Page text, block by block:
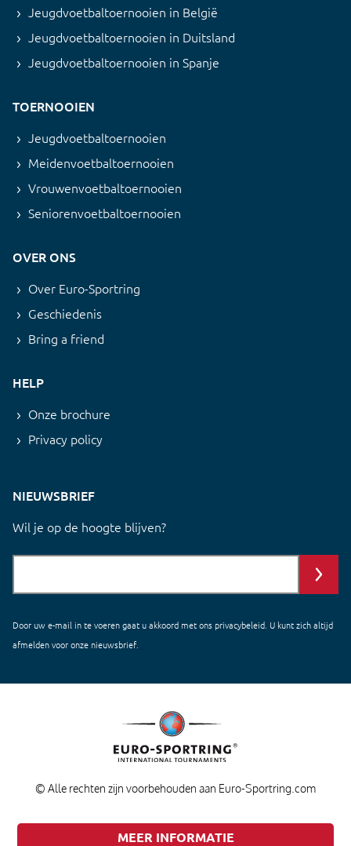
Jeugdvoetbaltoernooien in België
Jeugdvoetbaltoernooien in Duitsland
Jeugdvoetbaltoernooien in Spanje
TOERNOOIEN
Jeugdvoetbaltoernooien
Meidenvoetbaltoernooien
Vrouwenvoetbaltoernooien
Seniorenvoetbaltoernooien
OVER ONS
Over Euro-Sportring
Geschiedenis
Bring a friend
HELP
Onze brochure
Privacy policy
NIEUWSBRIEF
Wil je op de hoogte blijven?
Door uw e-mail in te voeren gaat u akkoord met ons privacybeleid . U kunt zich altijd
afmelden voor onze nieuwsbrief.
© Alle rechten zijn voorbehouden aan Euro-Sportring.com
MEER INFORMATIE